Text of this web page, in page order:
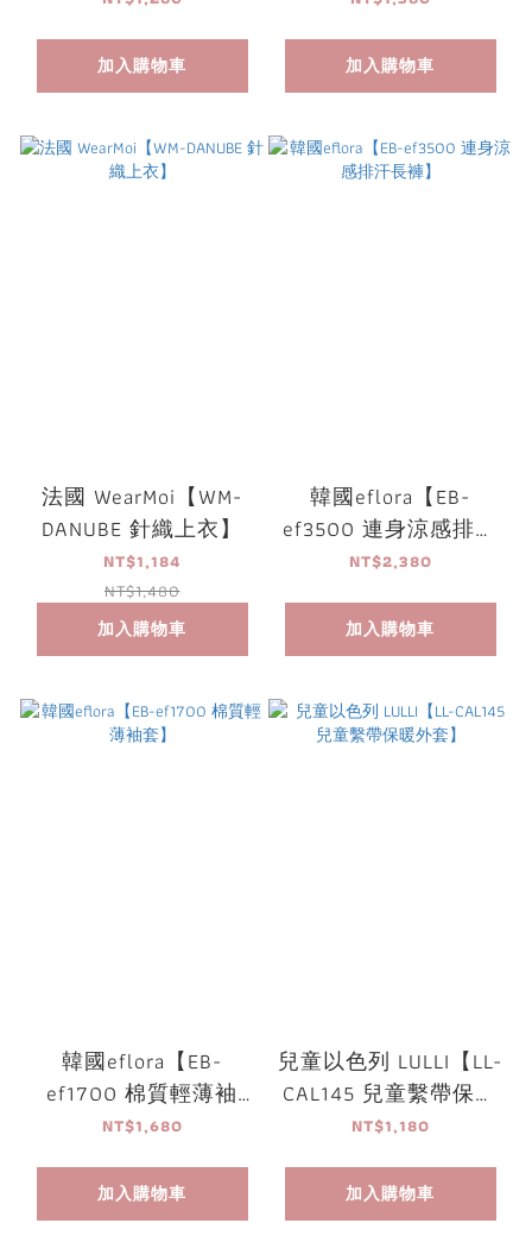
加入購物車 加入購物車
法國 WearMoi【WM-
DANUBE 針織上衣】
NT$1,184
NT$1,480
加入購物車
韓國eflora【EB-
ef3500 連身涼感排汗
長褲】
NT$2,380
加入購物車
韓國eflora【EB-
ef1700 棉質輕薄袖
套】
NT$1,680
加入購物車
兒童以色列 LULLI【LL-
CAL145 兒童繫帶保暖
外套】
NT$1,180
加入購物車